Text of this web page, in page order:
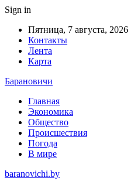
Sign in
Пятница, 7 августа, 2026
Контакты
Лента
Карта
Барановичи
Главная
Экономика
Общество
Происшествия
Погода
В мире
baranovichi.by